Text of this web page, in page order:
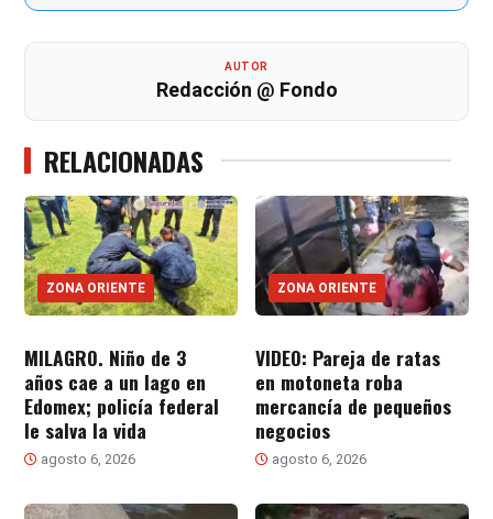
AUTOR
Redacción @ Fondo
RELACIONADAS
ZONA ORIENTE
MILAGRO. Niño de 3
años cae a un lago en
Edomex; policía federal
le salva la vida
agosto 6, 2026
ZONA ORIENTE
VIDEO: Pareja de ratas
en motoneta roba
mercancía de pequeños
negocios
agosto 6, 2026